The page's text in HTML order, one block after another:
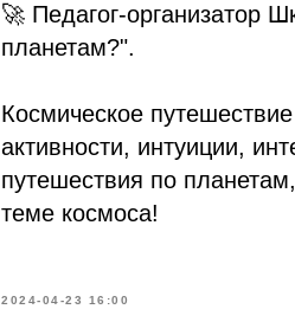
🚀 Педагог-организатор
планетам?".
Космическое
активности, интуиции,
путешествия по
теме космоса!
2024-04-23 16:00